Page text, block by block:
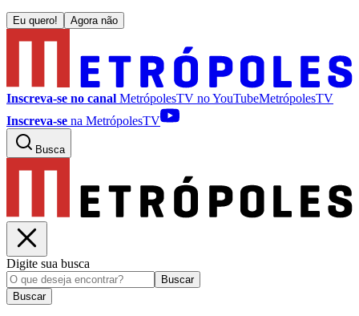
Eu quero! Agora não
Inscreva-se no canal MetrópolesTV noYouTubeMetrópolesTV
Inscreva-se na MetrópolesTV
Busca
Digite sua busca
Buscar
Buscar